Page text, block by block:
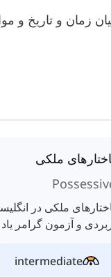
زمان و تاریخ و
ملکی
ملکی در
و آزمون گرامر یاد
intermediate